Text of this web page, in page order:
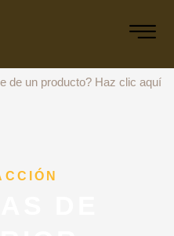
de un producto? Haz clic aquí